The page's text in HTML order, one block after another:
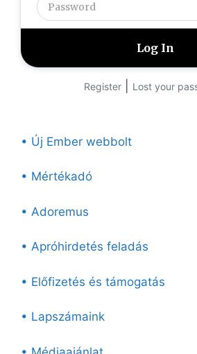
Register Lost your
• Új Ember webbolt
• Mértékadó
• Adoremus
• Apróhirdetés feladás
• Előfizetés és támogatás
• Lapszámaink